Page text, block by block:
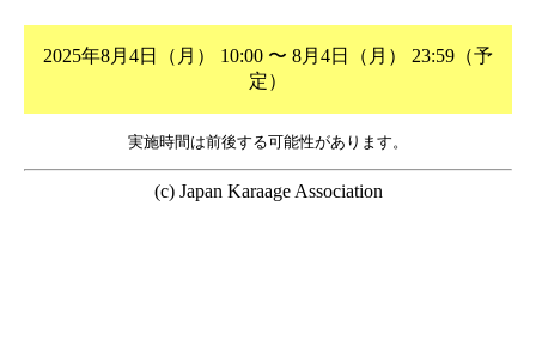
2025年8月4日（月） 10:00 〜 8月4日（月） 23:59（予
定）
実施時間は前後する可能性があります。
(c) Japan Karaage Association